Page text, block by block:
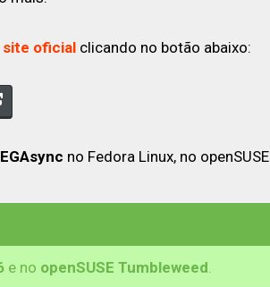
site oficial clicando no botão abaixo:
no Fedora Linux, no openSUSE
e no openSUSE Tumbleweed.